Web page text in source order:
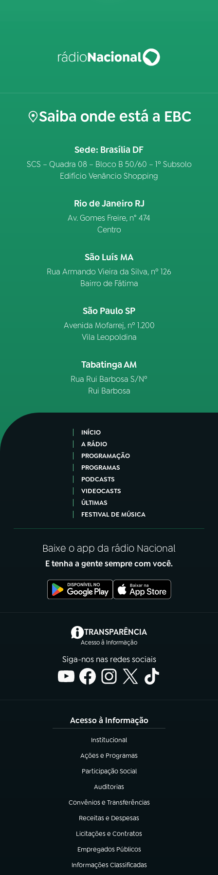
Saiba onde está a EBC
Sede: Brasília DF
SCS – Quadra 08 – Bloco B 50/60 – 1º Subsolo
Edifício Venâncio Shopping
Rio de Janeiro RJ
Av. Gomes Freire, n° 474
Centro
São Luís MA
Rua Armando Vieira da Silva, nº 126
Bairro de Fátima
São Paulo SP
Avenida Mofarrej, nº 1.200
Vila Leopoldina
Tabatinga AM
Rua Rui Barbosa S/Nº
Rui Barbosa
INÍCIO
A RÁDIO
PROGRAMAÇÃO
PROGRAMAS
PODCASTS
VIDEOCASTS
ÚLTIMAS
FESTIVAL DE MÚSICA
Baixe o app da rádio Nacional
E tenha a gente sempre com você.
TRANSPARÊNCIA
Acesso à Informação
(abre em nova aba)
Siga-nos nas redes sociais
Acesso à Informação
Institucional
(abre em nova aba)
Ações e Programas
(abre em nova aba)
Participação Social
(abre em nova aba)
Auditorias
(abre em nova aba)
Convênios e Transferências
(abre em nova aba)
Receitas e Despesas
(abre em nova aba)
Licitações e Contratos
(abre em nova aba)
Empregados Públicos
(abre em nova aba)
Informações Classificadas
(abre em nova aba)